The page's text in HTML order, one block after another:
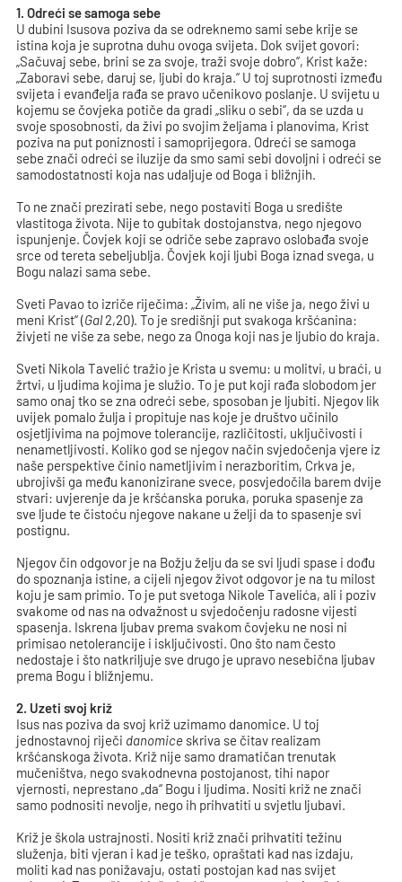
1. Odreći se samoga sebe
U dubini Isusova poziva da se odreknemo sami sebe krije se
istina koja je suprotna duhu ovoga svijeta. Dok svijet govori:
„Sačuvaj sebe, brini se za svoje, traži svoje dobro“, Krist kaže:
„Zaboravi sebe, daruj se, ljubi do kraja.“ U toj suprotnosti između
svijeta i evanđelja rađa se pravo učenikovo poslanje. U svijetu u
kojemu se čovjeka potiče da gradi „sliku o sebi“, da se uzda u
svoje sposobnosti, da živi po svojim željama i planovima, Krist
poziva na put poniznosti i samoprijegora. Odreći se samoga
sebe znači odreći se iluzije da smo sami sebi dovoljni i odreći se
samodostatnosti koja nas udaljuje od Boga i bližnjih.
To ne znači prezirati sebe, nego postaviti Boga u središte
vlastitoga života. Nije to gubitak dostojanstva, nego njegovo
ispunjenje. Čovjek koji se odriče sebe zapravo oslobađa svoje
srce od tereta sebeljublja. Čovjek koji ljubi Boga iznad svega, u
Bogu nalazi sama sebe.
Sveti Pavao to izriče riječima: „Živim, ali ne više ja, nego živi u
meni Krist“ (Gal2,20). To je središnji put svakoga kršćanina:
živjeti ne više za sebe, nego za Onoga koji nas je ljubio do kraja.
Sveti Nikola Tavelić tražio je Krista u svemu: u molitvi, u braći, u
žrtvi, u ljudima kojima je služio. To je put koji rađa slobodom jer
samo onaj tko se zna odreći sebe, sposoban je ljubiti. Njegov lik
uvijek pomalo žulja i propituje nas koje je društvo učinilo
osjetljivima na pojmove tolerancije, različitosti, uključivosti i
nenametljivosti. Koliko god se njegov način svjedočenja vjere iz
naše perspektive činio nametljivim i nerazboritim, Crkva je,
ubrojivši ga među kanonizirane svece, posvjedočila barem dvije
stvari: uvjerenje da je kršćanska poruka, poruka spasenje za
sve ljude te čistoću njegove nakane u želji da to spasenje svi
postignu.
Njegov čin odgovor je na Božju želju da se svi ljudi spase i dođu
do spoznanja istine, a cijeli njegov život odgovor je na tu milost
koju je sam primio. To je put svetoga Nikole Tavelića, ali i poziv
svakome od nas na odvažnost u svjedočenju radosne vijesti
spasenja. Iskrena ljubav prema svakom čovjeku ne nosi ni
primisao netolerancije i isključivosti. Ono što nam često
nedostaje i što natkriljuje sve drugo je upravo nesebična ljubav
prema Bogu i bližnjemu.
2. Uzeti svoj križ
Isus nas poziva da svoj križ uzimamo danomice. U toj
jednostavnoj riječi danomice skriva se čitav realizam
kršćanskoga života. Križ nije samo dramatičan trenutak
mučeništva, nego svakodnevna postojanost, tihi napor
vjernosti, neprestano „da“ Bogu i ljudima. Nositi križ ne znači
samo podnositi nevolje, nego ih prihvatiti u svjetlu ljubavi.
Križ je škola ustrajnosti. Nositi križ znači prihvatiti težinu
služenja, biti vjeran i kad je teško, opraštati kad nas izdaju,
moliti kad nas ponižavaju, ostati postojan kad nas svijet